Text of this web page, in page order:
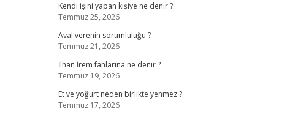
Kendi işini yapan kişiye ne denir ?
Temmuz 25, 2026
Aval verenin sorumluluğu ?
Temmuz 21, 2026
İlhan İrem fanlarına ne denir ?
Temmuz 19, 2026
Et ve yoğurt neden birlikte yenmez ?
Temmuz 17, 2026